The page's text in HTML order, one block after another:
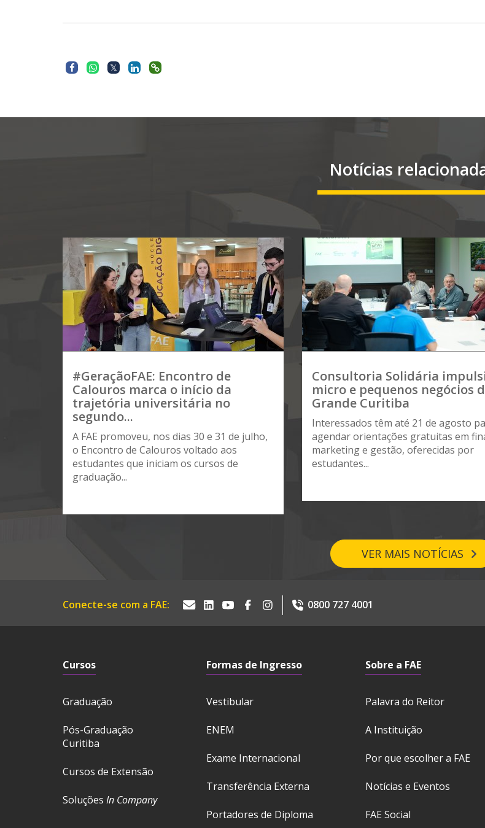
Notícias
#GeraçãoFAE: Encontro de
Calouros marca o início da
trajetória universitária no
segundo...
A FAE promoveu, nos dias 30 e 31 de julho,
o Encontro de Calouros voltado aos
estudantes que iniciam os cursos de
graduação...
Consultoria Solidária
micro e pequenos negócios
Grande Curitiba
Interessados têm até 21 de agosto
agendar orientações gratuitas em
marketing e gestão, oferecidas por
estudantes...
VER MAIS NOTÍCIAS
Conecte-se com a FAE: 0800 727 4001
Cursos
Graduação
Pós-Graduação
Curitiba
Cursos de Extensão
Soluções In Company
Formas de Ingresso
Vestibular
ENEM
Exame Internacional
Transferência Externa
Portadores de Diploma
Sobre a FAE
Palavra do Reitor
A Instituição
Por que escolher a FAE
Notícias e Eventos
FAE Social